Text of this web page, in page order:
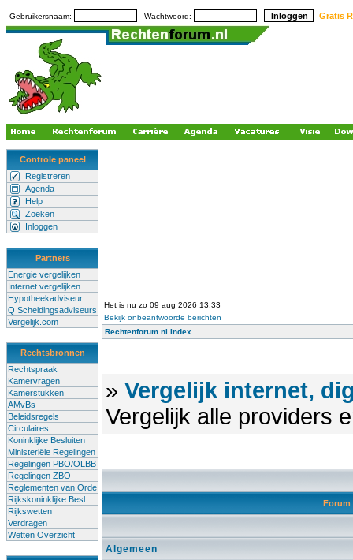
Gebruikersnaam: Wachtwoord: Gratis
Controle paneel
Registreren
Agenda
Help
Zoeken
Inloggen
Partners
Energie vergelijken
Internet vergelijken
Hypotheekadviseur
Q Scheidingsadviseurs
Vergelijk.com
Rechtsbronnen
Rechtspraak
Kamervragen
Kamerstukken
AMvBs
Beleidsregels
Circulaires
Koninklijke Besluiten
Ministeriële Regelingen
Regelingen PBO/OLBB
Regelingen ZBO
Reglementen van Orde
Rijkskoninklijke Besl.
Rijkswetten
Verdragen
Wetten Overzicht
Het is nu zo 09 aug 2026 13:33
Bekijk onbeantwoorde berichten
Rechtenforum.nl Index
» Vergelijk internet,
Vergelijk alle providers
Forum
Algemeen